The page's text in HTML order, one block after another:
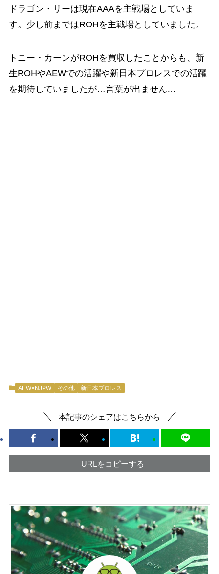
ドラゴン・リーは現在AAAを主戦場としていま
す。少し前まではROHを主戦場としていました。
トニー・カーンがROHを買収したことからも、新
生ROHやAEWでの活躍や新日本プロレスでの活躍
を期待していましたが…言葉が出ません…
AEW×NJPW その他 新日本プロレス
本記事のシェアはこちらから
URLをコピーする